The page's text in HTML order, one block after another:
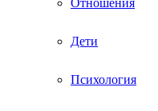
Дети
Психология